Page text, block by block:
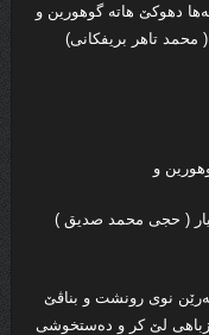
دهوکێ هاتە گوهورین و
محمد تاهر بریفکانی)
و
( حجی محمد صديق )
نوی رونشت و بناڤێ
لێ کر و دەستخوشی